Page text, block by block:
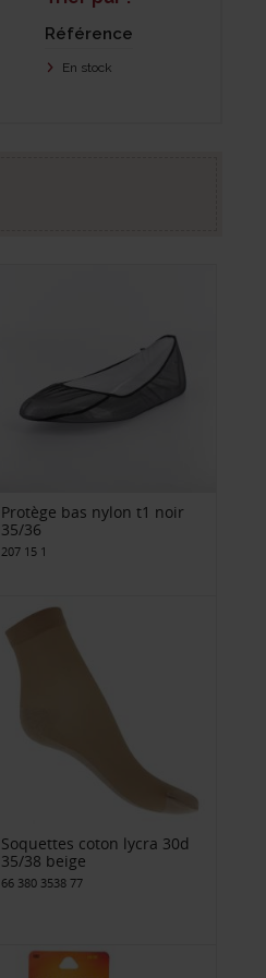
Référence
En stock
Protège bas nylon t1 noir
35/36
207 15 1
Soquettes coton lycra 30d
35/38 beige
66 380 3538 77